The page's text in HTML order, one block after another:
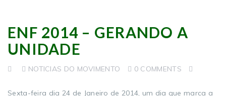
ENF 2014 – GERANDO A
UNIDADE
NOTICIAS DO MOVIMENTO 0 COMMENTS
Sexta-feira dia 24 de Janeiro de 2014, um dia que marca a